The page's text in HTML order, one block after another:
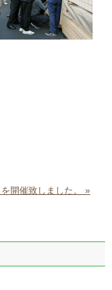
開催致しました。 »